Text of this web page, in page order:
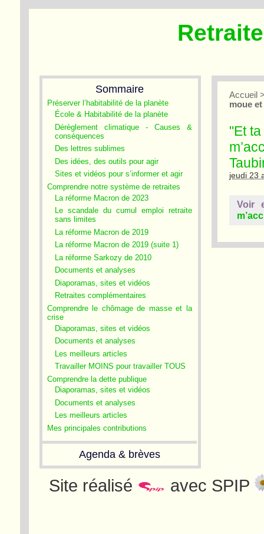
Sommaire
Préserver l’habitabilité de la planète
École & Habitabilité de la planète
Dérèglement climatique - Causes &
conséquences
Des lettres sublimes
Des idées, des outils pour agir
Sites et vidéos pour s’informer et agir
Comprendre notre système de retraites
La réforme Macron de 2023
Le scandale du cumul emploi retraite
sans limites
La réforme Macron de 2019
La réforme Macron de 2019 (suite 1)
La réforme Sarkozy de 2010
Documents et analyses
Diaporamas, sites et vidéos
Retraites complémentaires
Comprendre le chômage de masse et la
crise
Diaporamas, sites et vidéos
Documents et analyses
Les meilleurs articles
Travailler MOINS pour travailler TOUS
Comprendre la dette publique
Diaporamas, sites et vidéos
Documents et analyses
Les meilleurs articles
Mes principales contributions
Agenda & brèves
Accueil
moue
"Et
jeudi 23
Voir
Site réalisé avec SPIP